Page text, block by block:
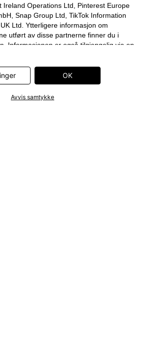
Ireland Operations Ltd, Pinterest Europe
Snap Group Ltd, TikTok Information
Ltd. Ytterligere informasjon om
utført av disse partnerne finner du i
. Informasjonen er også tilgjengelig via en
OK
Avvis samtykke